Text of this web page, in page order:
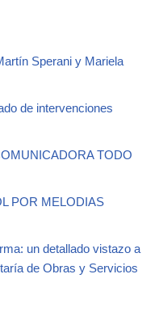
Sperani y Mariela
de intervenciones
TODO
POR MELODIAS
un detallado vistazo a
de Obras y Servicios